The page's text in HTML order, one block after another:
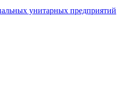
унитарных предприятий